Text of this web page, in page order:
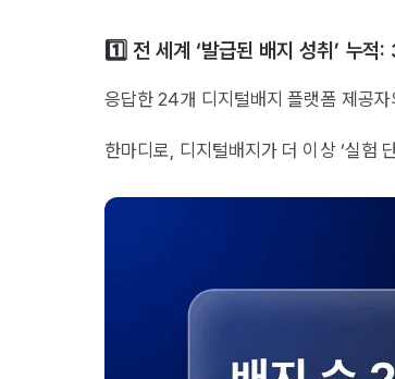
1️⃣ 전 세계 ‘발급된 배지 성취’ 누
응답한 24개 디지털배지 플랫폼 제공
한마디로, 디지털배지가 더 이상 ‘실험